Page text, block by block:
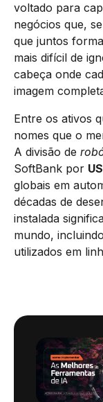
voltado para
negócios que,
que juntos
mais difícil de
cabeça onde
imagem
Entre os ativos
nomes que o
A divisão de
SoftBank por
globais em
décadas de
instalada
mundo,
utilizados em